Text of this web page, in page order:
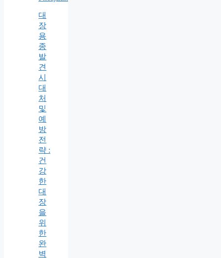
대
장
용
종
발
견
시
대
처
및
예
방
전
략 :
건
강
한
대
장
을
위
한
완
벽